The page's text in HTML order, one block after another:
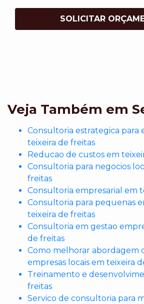
SOLICITAR
Veja Também em
Consultoria estrategica para
teixeira de freitas
Reducao de custos em
Consultoria para negocios
freitas
Consultoria empresarial em
Consultoria para pequenas
teixeira de freitas
Consultoria em gestao
de freitas
Como melhorar abordagem
empresas locais em teixeira
Treinamento e
freitas
Servico de consultoria para